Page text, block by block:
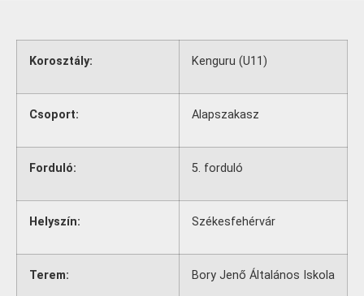
Korosztály: Kenguru (U11)
Csoport: Alapszakasz
Forduló: 5. forduló
Helyszín: Székesfehérvár
Terem: Bory Jenő Általános Iskola